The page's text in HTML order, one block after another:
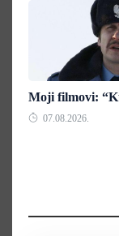
Moji filmovi:
07.08.2026.